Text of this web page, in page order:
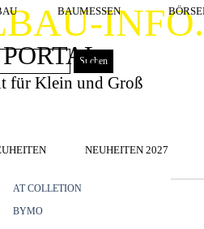
BAUMESSEN
Suchen
für Klein und Groß
NEUHEITEN 2027
AT COLLETION
BYMO